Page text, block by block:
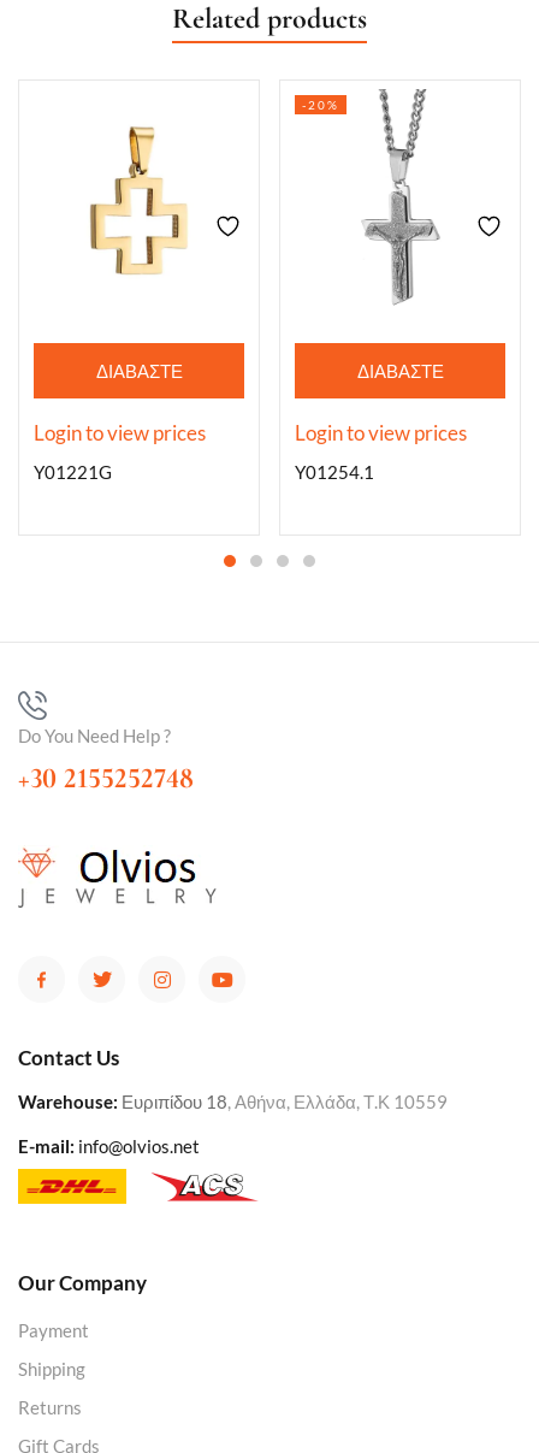
Related products
ΔΙΑΒΆΣΤΕ
ΠΕΡΙΣΣΌΤΕΡΑ
Login to view prices
Y01221G
-20%
ΔΙΑΒΆΣΤΕ
ΠΕΡΙΣΣΌΤΕΡΑ
Login to view prices
Y01254.1
Do You Need Help ?
+30 2155252748
Contact Us
Warehouse: Ευριπίδου 18, Αθήνα, Ελλάδα, Τ.Κ 10559
E-mail: info@olvios.net
Our Company
Payment
Shipping
Returns
Gift Cards